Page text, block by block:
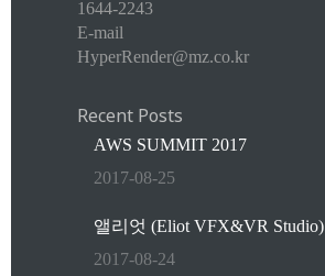
1644-2243
E-mail
HyperRender@mz.co.kr
Recent Posts
AWS SUMMIT 2017
2017-08-25
앨리엇 (Eliot VFX&VR Studio)
2017-08-24